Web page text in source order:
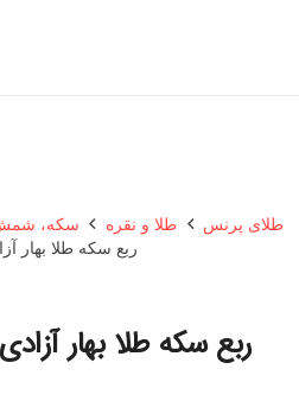
طلای پرنس طلا و نقره سکه،
ربع سکه طلا بهار آزادی
ربع سکه طلا بهار آزادی بانکی